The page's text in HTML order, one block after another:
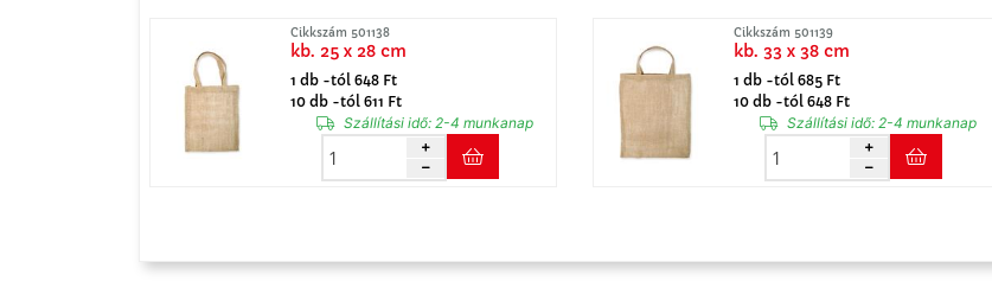
Cikkszám 501138
kb. 25 x 28 cm
1 db -tól 648 Ft
10 db -tól 611 Ft
Szállítási idő: 2-4 munkanap
Cikkszám 501139
kb. 33 x 38 cm
1 db -tól 685 Ft
10 db -tól 648 Ft
Szállítási idő: 2-4 munkanap